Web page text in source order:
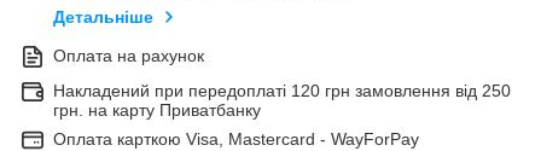
Детальніше
Оплата на рахунок
Накладений при передоплаті 120 грн замовлення від 250
грн. на карту Приватбанку
Оплата карткою Visa, Mastercard - WayForPay